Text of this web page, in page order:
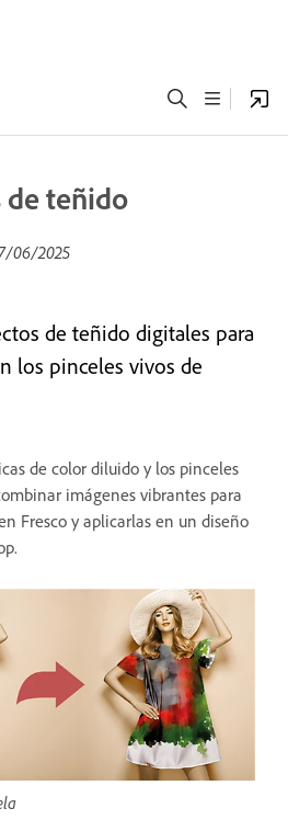
de teñido
06/2025
de teñido digitales para
los pinceles vivos de
de color diluido y los pinceles
imágenes vibrantes para
Fresco y aplicarlas en un diseño